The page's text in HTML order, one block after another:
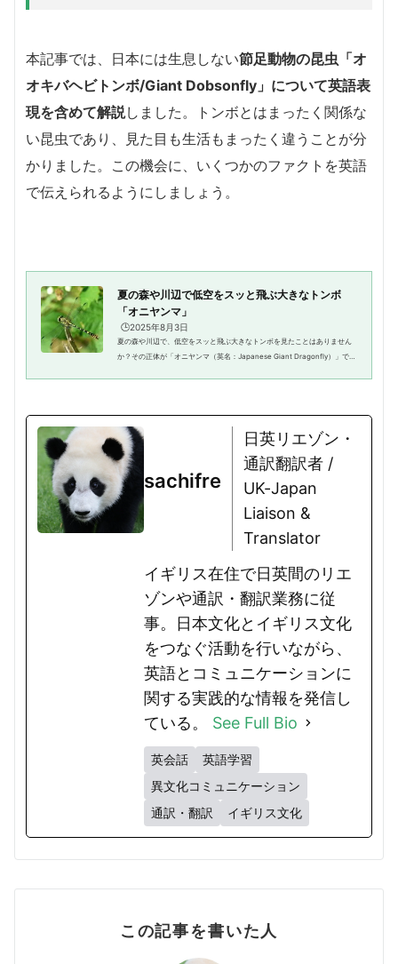
本記事では、日本には生息しない節足動物の昆虫「オ
オキバヘビトンボ/Giant Dobsonfly」について英語表
現を含めて解説しました。トンボとはまったく関係な
い昆虫であり、見た目も生活もまったく違うことが分
かりました。この機会に、いくつかのファクトを英語
で伝えられるようにしましょう。
夏の森や川辺で低空をスッと飛ぶ大きなトンボ
「オニヤンマ」
🕒️2025年8月3日
夏の森や川辺で、低空をスッと飛ぶ大きなトンボを見たことはありません
か？その正体が「オニヤンマ（英名：Japanese Giant Dragonfly）」で
sachifre
日英リエゾン・
通訳翻訳者 /
UK-Japan
Liaison &
Translator
イギリス在住で日英間のリエ
ゾンや通訳・翻訳業務に従
事。日本文化とイギリス文化
をつなぐ活動を行いながら、
英語とコミュニケーションに
関する実践的な情報を発信し
ている。 See Full Bio
英会話
英語学習
異文化コミュニケーション
通訳・翻訳
イギリス文化
この記事を書いた人